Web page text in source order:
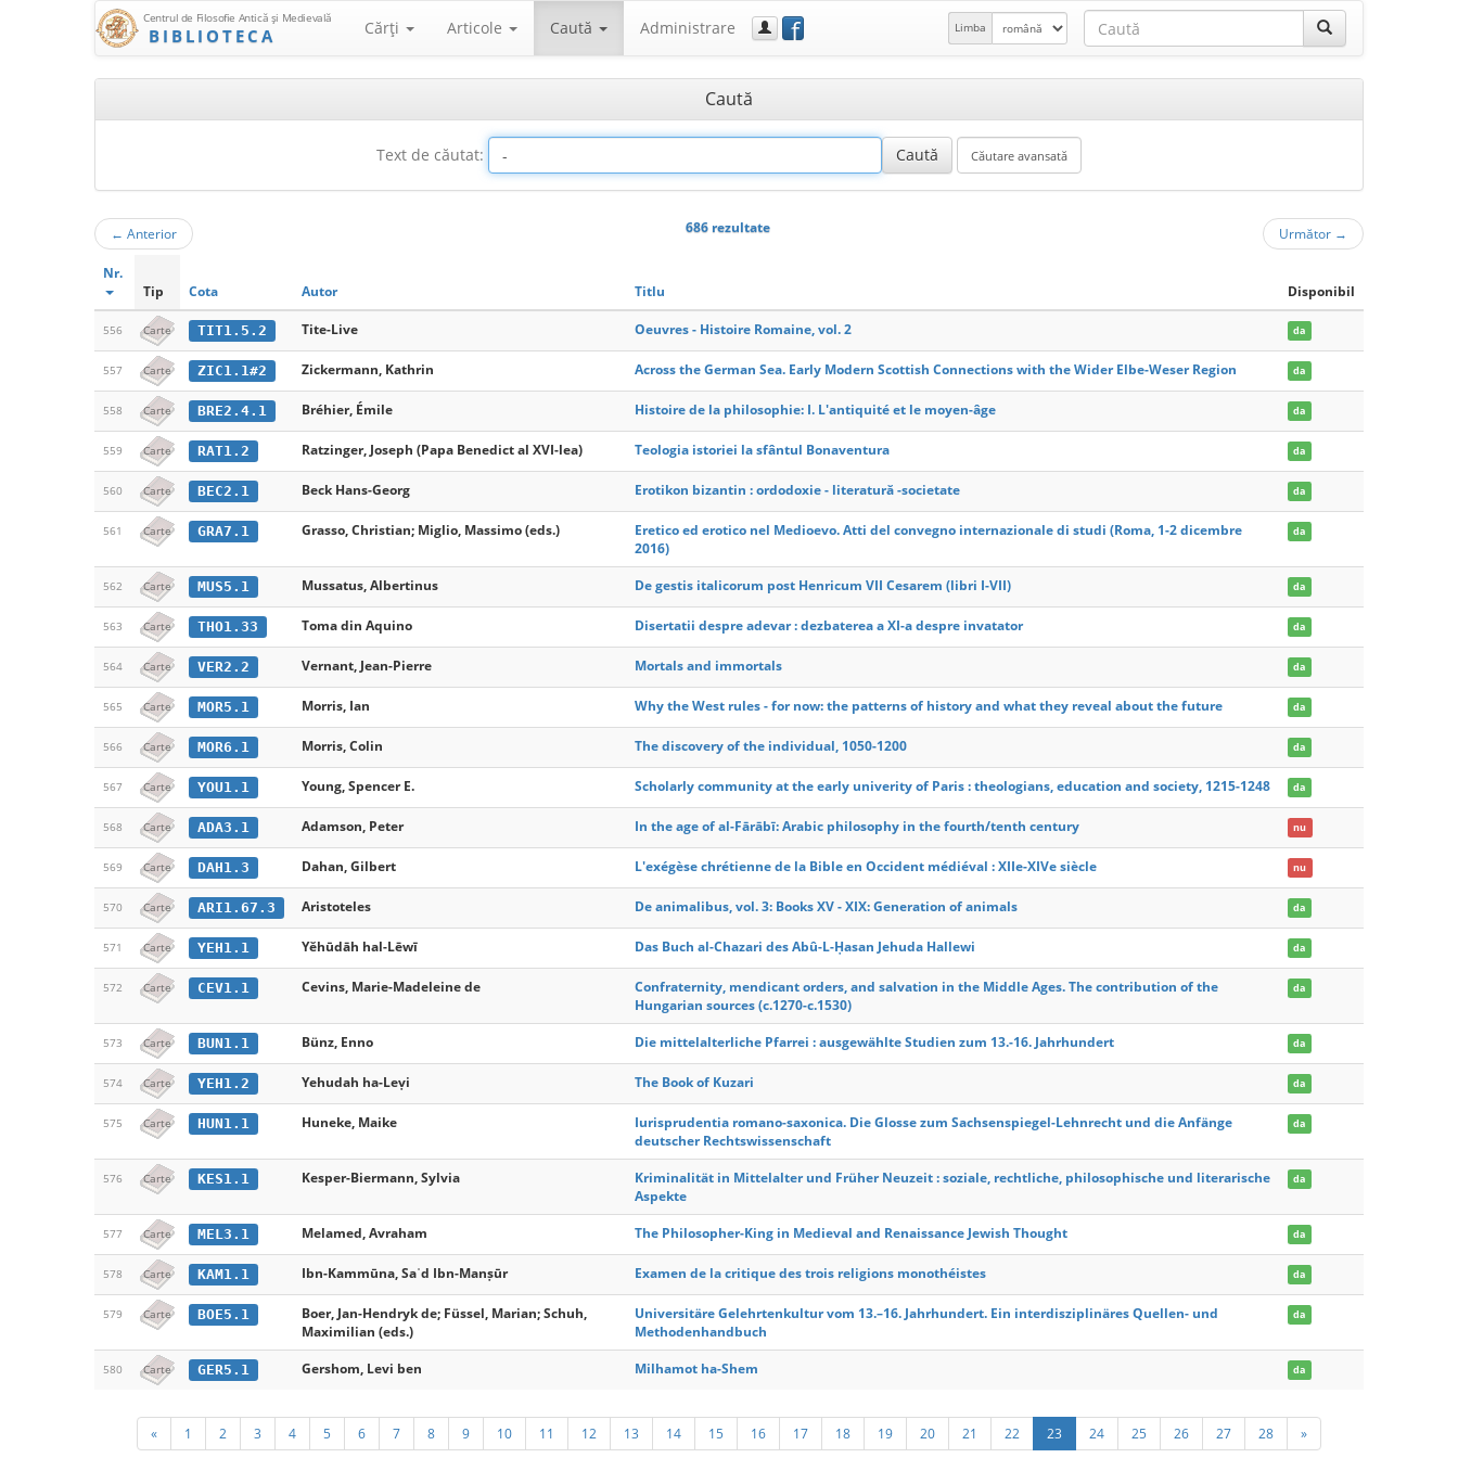
Centrul de Filosofie Antică şi Medievală
BIBLIOTECA Cărţi Articole Caută Administrare f Limba
Caută
Text de căutat:
← Anterior 686 rezultate Următor →
Nr.
Tip
Cota Autor Titlu Disponibil
556 Carte TIT1.5.2 Tite-Live Oeuvres - Histoire Romaine, vol. 2 da
557 Carte ZIC1.1#2 Zickermann, Kathrin Across the German Sea. Early Modern Scottish Connections with the Wider Elbe-Weser Region da
558 Carte BRE2.4.1 Bréhier, Émile Histoire de la philosophie: I. L'antiquité et le moyen-âge da
559 Carte RAT1.2 Ratzinger, Joseph (Papa Benedict al XVI-lea) Teologia istoriei la sfântul Bonaventura da
560 Carte BEC2.1 Beck Hans-Georg Erotikon bizantin : ordodoxie - literatură -societate da
561 Carte GRA7.1 Grasso, Christian; Miglio, Massimo (eds.)
Eretico ed erotico nel Medioevo. Atti del convegno internazionale di studi (Roma, 1-2 dicembre
2016)
da
562 Carte MUS5.1 Mussatus, Albertinus De gestis italicorum post Henricum VII Cesarem (libri I-VII) da
563 Carte THO1.33 Toma din Aquino Disertatii despre adevar : dezbaterea a XI-a despre invatator da
564 Carte VER2.2 Vernant, Jean-Pierre Mortals and immortals da
565 Carte MOR5.1 Morris, Ian Why the West rules - for now: the patterns of history and what they reveal about the future da
566 Carte MOR6.1 Morris, Colin The discovery of the individual, 1050-1200 da
567 Carte YOU1.1 Young, Spencer E. Scholarly community at the early univerity of Paris : theologians, education and society, 1215-1248 da
568 Carte ADA3.1 Adamson, Peter In the age of al-Fārābī: Arabic philosophy in the fourth/tenth century nu
569 Carte DAH1.3 Dahan, Gilbert L'exégèse chrétienne de la Bible en Occident médiéval : XIIe-XIVe siècle nu
570 Carte ARI1.67.3 Aristoteles De animalibus, vol. 3: Books XV - XIX: Generation of animals da
571 Carte YEH1.1 Yĕhūdāh hal-Lēwī Das Buch al-Chazari des Abû-L-Ḥasan Jehuda Hallewi da
572 Carte CEV1.1 Cevins, Marie-Madeleine de
Confraternity, mendicant orders, and salvation in the Middle Ages. The contribution of the
Hungarian sources (c.1270-c.1530)
da
573 Carte BUN1.1 Bünz, Enno Die mittelalterliche Pfarrei : ausgewählte Studien zum 13.-16. Jahrhundert da
574 Carte YEH1.2 Yehudah ha-Leṿi The Book of Kuzari da
575 Carte HUN1.1 Huneke, Maike
Iurisprudentia romano-saxonica. Die Glosse zum Sachsenspiegel-Lehnrecht und die Anfänge
deutscher Rechtswissenschaft
da
576 Carte KES1.1 Kesper-Biermann, Sylvia
Kriminalität in Mittelalter und Früher Neuzeit : soziale, rechtliche, philosophische und literarische
Aspekte
da
577 Carte MEL3.1 Melamed, Avraham The Philosopher-King in Medieval and Renaissance Jewish Thought da
578 Carte KAM1.1 Ibn-Kammūna, Saʿd Ibn-Manṣūr Examen de la critique des trois religions monothéistes da
579 Carte BOE5.1
Boer, Jan-Hendryk de; Füssel, Marian; Schuh,
Maximilian (eds.)
Universitäre Gelehrtenkultur vom 13.–16. Jahrhundert. Ein interdisziplinäres Quellen- und
Methodenhandbuch
da
580 Carte GER5.1 Gershom, Levi ben Milhamot ha-Shem da
« 1 2 3 4 5 6 7 8 9 10 11 12 13 14 15 16 17 18 19 20 21 22 23 24 25 26 27 28 »